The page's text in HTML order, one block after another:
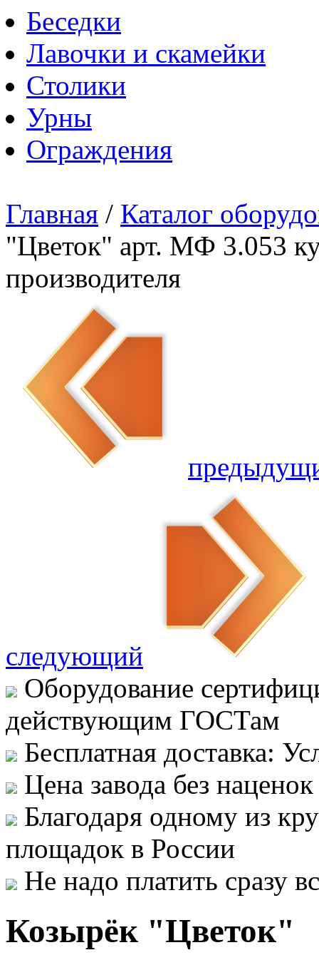
Беседки
Лавочки и скамейки
Столики
Урны
Ограждения
Главная / Каталог
"Цветок" арт. МФ 3.053
производителя
следующий
Оборудование
действующим ГОСТам
Бесплатная доставка:
Цена завода без
Благодаря одному из
площадок в России
Не надо платить сразу
Козырёк "Цветок"